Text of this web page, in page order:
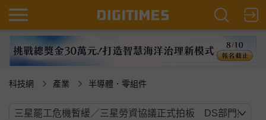
科技網 產業 半導體．零組件